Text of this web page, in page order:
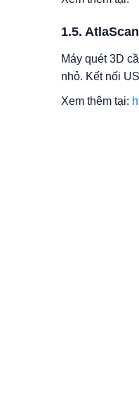
1.5.
Máy quét 3D
nhỏ. Kết nối
Xem thêm tại: